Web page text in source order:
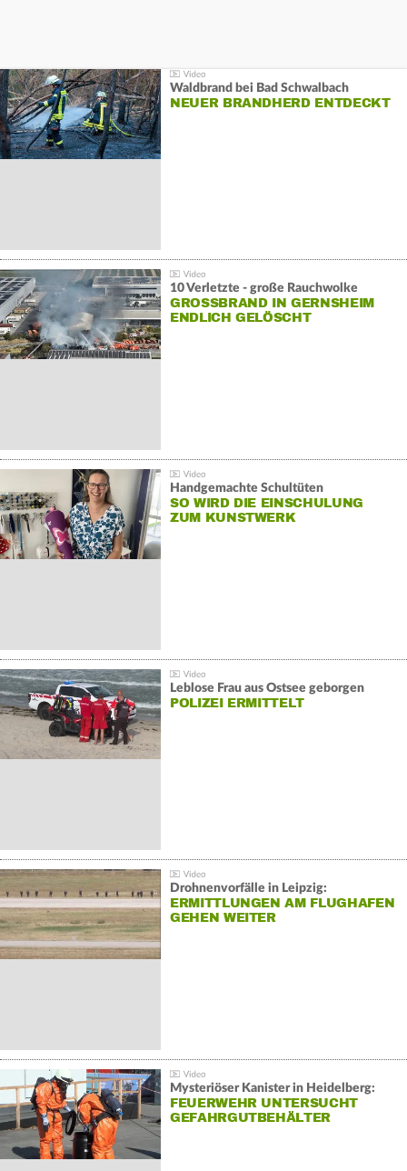
Waldbrand bei Bad Schwalbach
NEUER BRANDHERD ENTDECKT
10 Verletzte - große Rauchwolke
GROSSBRAND IN GERNSHEIM E
NDLICH GELÖSCHT
Handgemachte Schultüten
SO WIRD DIE EINSCHULUNG
ZUM KUNSTWERK
Leblose Frau aus Ostsee geborgen
POLIZEI ERMITTELT
Drohnenvorfälle in Leipzig:
ERMITTLUNGEN AM FLUGHAFEN
GEHEN WEITER
Mysteriöser Kanister in Heidelberg:
FEUERWEHR UNTERSUCHT
GEFAHRGUTBEHÄLTER